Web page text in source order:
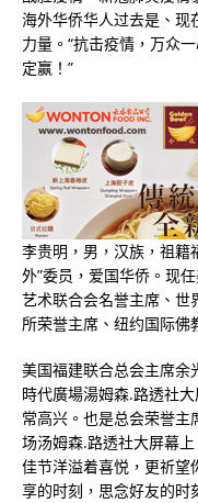
海外华侨华人过去是、现
力量。“抗击疫情，万众
定赢！”
李贵明，男，汉族，祖籍
外”委员，爱国华侨。现
艺术联合会名誉主席、世
所荣誉主席、纽约国际佛
美国福建联合总会主席余
時代廣場湯姆森.路透社
常高兴。也是总会荣誉主
场汤姆森.路透社大屏幕
佳节洋溢着喜悦，更祈望
享的时刻，思念好友的时